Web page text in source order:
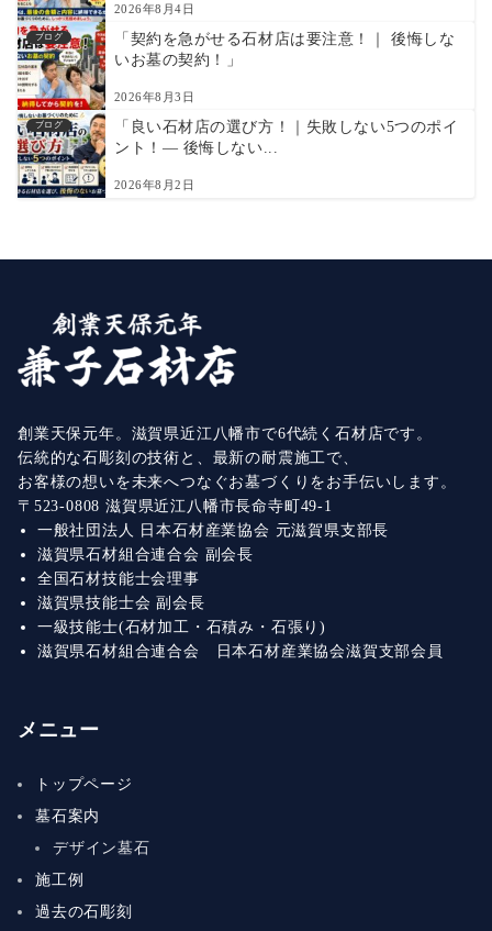
2026年8月4日
ブログ
「契約を急がせる石材店は要注意！｜ 後悔しな
いお墓の契約！」
2026年8月3日
ブログ
「良い石材店の選び方！｜失敗しない5つのポイ
ント！― 後悔しない...
2026年8月2日
創業天保元年。滋賀県近江八幡市で6代続く石材店です。
伝統的な石彫刻の技術と、最新の耐震施工で、
お客様の想いを未来へつなぐお墓づくりをお手伝いします。
〒523-0808 滋賀県近江八幡市長命寺町49-1
一般社団法人 日本石材産業協会 元滋賀県支部長
滋賀県石材組合連合会 副会長
全国石材技能士会理事
滋賀県技能士会 副会長
一級技能士(石材加工・石積み・石張り)
滋賀県石材組合連合会 日本石材産業協会滋賀支部会員
メニュー
トップページ
墓石案内
デザイン墓石
施工例
過去の石彫刻